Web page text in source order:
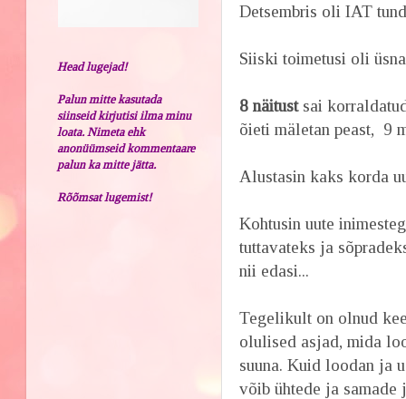
Detsembris oli IAT
Siiski toimetusi oli
8 näitustsai
õieti mäletan peast, 9
Alustasin kaks korda
Kohtusin uute
tuttavateks ja
nii edasi...
Tegelikult on olnud
olulised asjad, mida
suuna. Kuid loodan ja
võib ühtede ja samade
Head lugejad!
Palun mitte kasutada
siinseid kirjutisi ilma minu
loata. Nimeta ehk
anonüümseid kommentaare
palun ka mitte jätta.
Rõõmsat lugemist!